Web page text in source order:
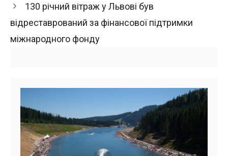
130 річний вітраж у Львові був
відреставрований за фінансової підтримки
міжнародного фонду